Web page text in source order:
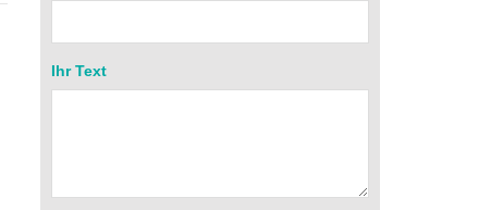
Ihr Text